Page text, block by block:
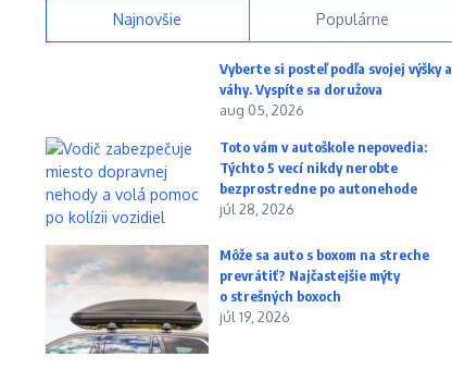
Najnovšie Populárne
Vyberte si posteľ podľa svojej výšky a
váhy. Vyspíte sa doružova
aug 05, 2026
Toto vám v autoškole nepovedia:
Týchto 5 vecí nikdy nerobte
bezprostredne po autonehode
júl 28, 2026
Môže sa auto s boxom na streche
prevrátiť? Najčastejšie mýty
o strešných boxoch
júl 19, 2026